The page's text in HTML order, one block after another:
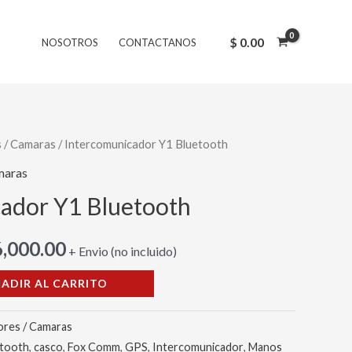
NOSOTROS CONTACTANOS $ 0.00
Camaras / Intercomunicador Y1 Bluetooth
Y1 Bluetooth
El
actual
es:
$ 46,000.00.
+ Envio (no incluido)
AL CARRITO
/ Camaras
, casco, Fox Comm, GPS, Intercomunicador, Manos
$ 46,000.00.